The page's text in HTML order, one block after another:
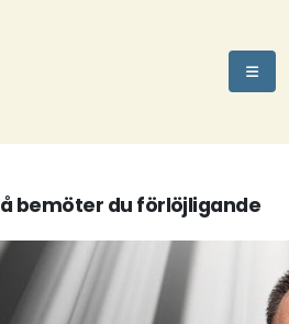
bemöter du förlöjligande